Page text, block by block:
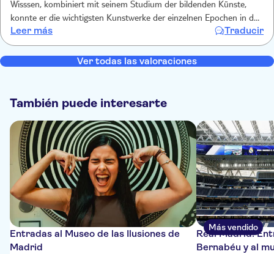
Wisssen, kombiniert mit seinem Studium der bildenden Künste,
konnte er die wichtigsten Kunstwerke der einzelnen Epochen in den
Kontext setzen und uns die künstlerischen Details und Techniken
erklären. Man könnte noch viele Stunden mit Ihm im Prado
verbringen, ohne dass es langweilig wird. Vielen Dank Alonso Soroa
Leer más Traducir
Ver todas las valoraciones
También puede interesarte
Entradas al Museo de las Ilusiones de
Madrid
Más vendido
Real Madrid:
Bernabéu y al